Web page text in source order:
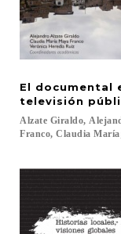
El documental
televisión
Alzate Giraldo,
Franco, Claudia